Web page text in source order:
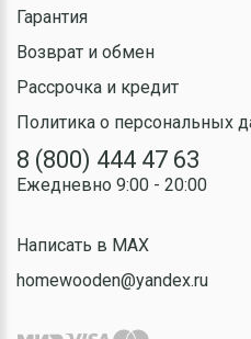
Гарантия
Возврат и обмен
Рассрочка и кредит
Политика о персональных
8 (800) 444 47 63
Ежедневно 9:00 - 20:00
Написать в MAX
homewooden@yandex.ru